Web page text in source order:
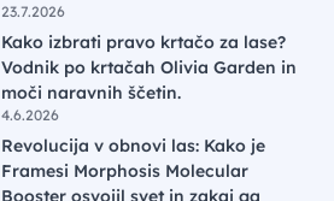
23.7.2026
Kako izbrati pravo krtačo za lase?
Vodnik po krtačah Olivia Garden in
moči naravnih ščetin.
4.6.2026
Revolucija v obnovi las: Kako je
Framesi Morphosis Molecular
Booster osvojil svet in zakaj ga